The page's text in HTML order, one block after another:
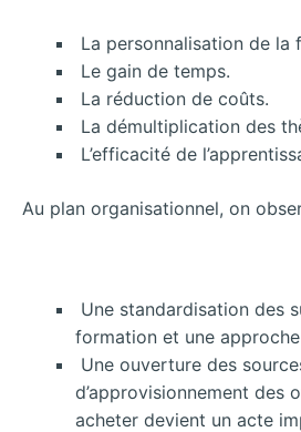
La personnalisation de la
Le gain de temps.
La réduction de coûts.
La démultiplication des
L’efficacité de
Au plan organisationnel, on
Une standardisation des
formation et une
Une ouverture des
d’approvisionnement des
acheter devient un acte